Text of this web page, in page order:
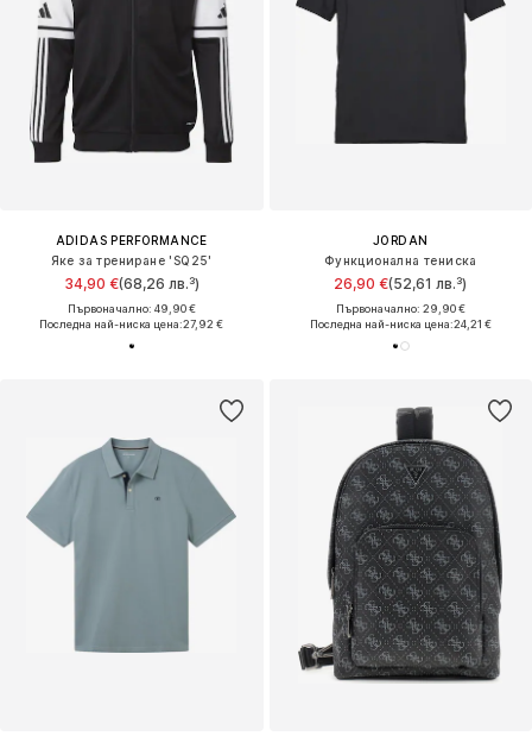
ADIDAS PERFORMANCE
Яке за трениране 'SQ25'
34,90 €(68,26 лв.³)
Първоначално: 49,90 €
Последна най-ниска цена:27,92 €
JORDAN
Функционална тениска
26,90 €(52,61 лв.³)
Първоначално: 29,90 €
Последна най-ниска цена:24,21 €